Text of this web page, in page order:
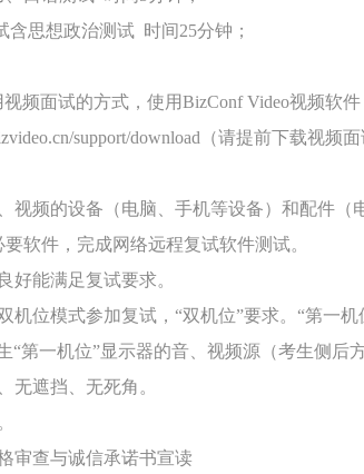
思想政治测试 时间25分钟；
频面试的方式，使用BizConf Video视频软件
support/download（请提前下载视频面
视频的设备（电脑、手机等设备）和配件
软件，完成网络远程复试软件测试。
好能满足复试要求。
机位模式参加复试，“双机位”要求。“第一
“第一机位”显示器的音、视频源（考生侧后方
无遮挡、无死角。
审查与诚信承诺书宣读